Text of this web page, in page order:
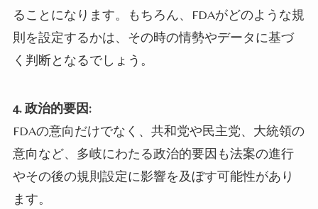
ることになります。もちろん、FDAがどのような規
則を設定するかは、その時の情勢やデータに基づ
く判断となるでしょう。
4.政治的要因:
FDAの意向だけでなく、共和党や民主党、大統領の
意向など、多岐にわたる政治的要因も法案の進行
やその後の規則設定に影響を及ぼす可能性があり
ます。